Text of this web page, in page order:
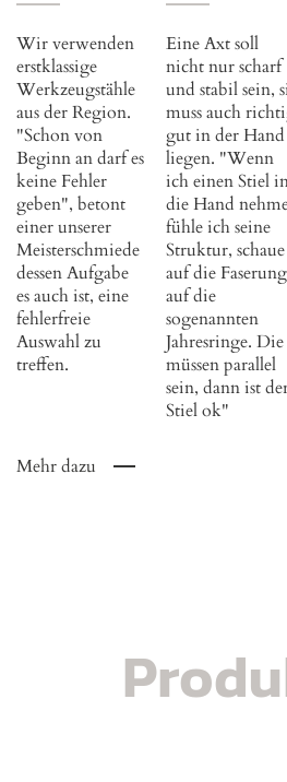
Wir verwenden
erstklassige
Werkzeugstähle
aus der Region.
"Schon von
Beginn an darf es
keine Fehler
geben", betont
einer unserer
Meisterschmiede
dessen Aufgabe
es auch ist, eine
fehlerfreie
Auswahl zu
treffen.
Eine Axt soll
nicht nur scharf
und stabil sein,
muss auch
gut in der Hand
liegen. "Wenn
ich einen Stiel
die Hand
fühle ich seine
Struktur, schaue
auf die
auf die
sogenannten
Jahresringe. Die
müssen parallel
sein, dann ist
Stiel ok"
Mehr dazu